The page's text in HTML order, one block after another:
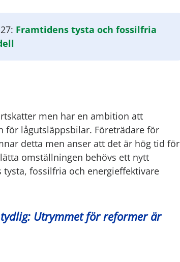
Framtidens tysta och fossilfria
men har en ambition att
för lågutsläppsbilar. Företrädare för
detta men anser att det är hög tid för
omställningen behövs ett nytt
fossilfria och energieffektivare
Utrymmet för reformer är